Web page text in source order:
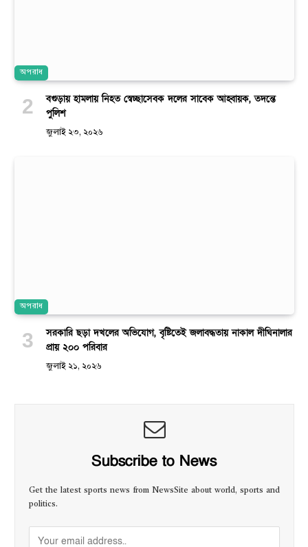
অপরাধ
বগুড়ায় হামলায় নিহত স্বেচ্ছাসেবক দলের সাবেক আহ্বায়ক, তদন্তে
পুলিশ
জুলাই ২৩, ২০২৬
অপরাধ
সরকারি ছড়া দখলের অভিযোগ, বৃষ্টিতেই জলাবদ্ধতায় নাকাল দীঘিনালার
প্রায় ২০০ পরিবার
জুলাই ২১, ২০২৬
Subscribe to News
Get the latest sports news from NewsSite about world, sports and
politics.